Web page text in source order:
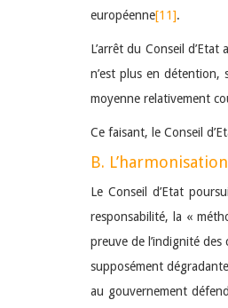
européenne[11].
L’arrêt du Conseil
n’est plus en
moyenne relativement
Ce faisant, le Conseil
B.
Le Conseil d’Etat
responsabilité, la «
preuve de l’indignité
supposément
au gouvernement